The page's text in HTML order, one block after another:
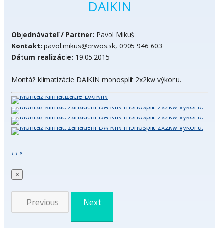
DAIKIN
Objednávateľ / Partner: Pavol Mikuš
Kontakt: pavol.mikus@erwos.sk, 0905 946 603
Dátum realizácie: 19.05.2015
Montáž klimatizácie DAIKIN monosplit 2x2kw výkonu.
‹ › ×
×
Previous